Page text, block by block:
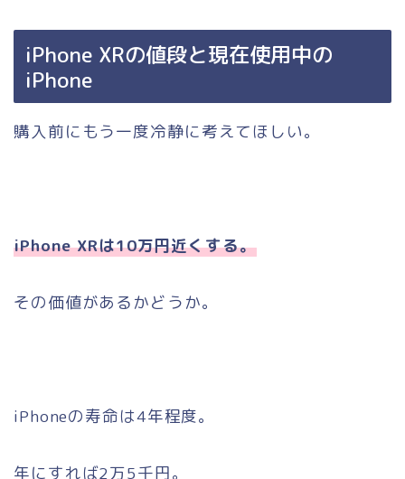
iPhone XRの値段と現在使用中の
iPhone
購入前にもう一度冷静に考えてほしい。
iPhone XRは10万円近くする。
その価値があるかどうか。
iPhoneの寿命は4年程度。
年にすれば2万5千円。